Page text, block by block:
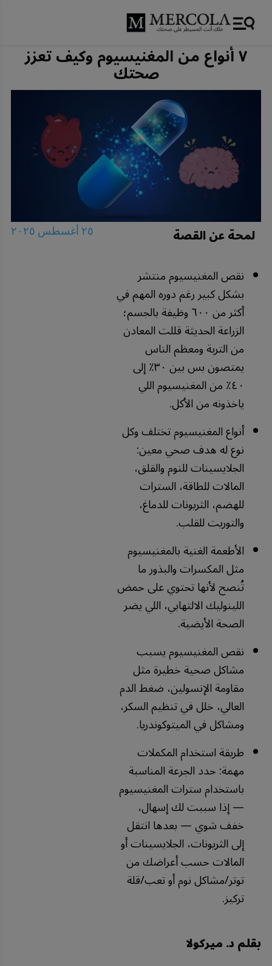
٧ أنواع من المغنيسيوم وكيف تعزز
صحتك
٢٥ أغسطس ٢٠٢٥
لمحة عن القصة
نقص المغنيسيوم منتشر
بشكل كبير رغم دوره المهم في
أكثر من ٦٠٠ وظيفة بالجسم؛
الزراعة الحديثة قللت المعادن
من التربة ومعظم الناس
يمتصون بس بين ٣٠٪ إلى
٤٠٪ من المغنيسيوم اللي
ياخذونه من الأكل.
أنواع المغنيسيوم تختلف وكل
نوع له هدف صحي معين:
الجلايسينات للنوم والقلق،
المالات للطاقة، السترات
للهضم، الثريونات للدماغ،
والتوريت للقلب.
الأطعمة الغنية بالمغنيسيوم
مثل المكسرات والبذور ما
تُنصح لأنها تحتوي على حمض
اللينوليك الالتهابي، اللي يضر
الصحة الأيضية.
نقص المغنيسيوم يسبب
مشاكل صحية خطيرة مثل
مقاومة الإنسولين، ضغط الدم
العالي، خلل في تنظيم السكر،
ومشاكل في الميتوكوندريا.
طريقة استخدام المكملات
مهمة: حدد الجرعة المناسبة
باستخدام سترات المغنيسيوم
— إذا سببت لك إسهال،
خفف شوي — بعدها انتقل
إلى الثريونات، الجلايسينات أو
المالات حسب أعراضك من
توتر/مشاكل نوم أو تعب/قلة
تركيز.
بقلم د. ميركولا